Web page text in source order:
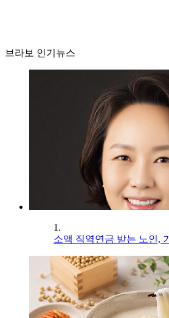
브라보 인기뉴스
1.
소액 직역연금 받는 노인,